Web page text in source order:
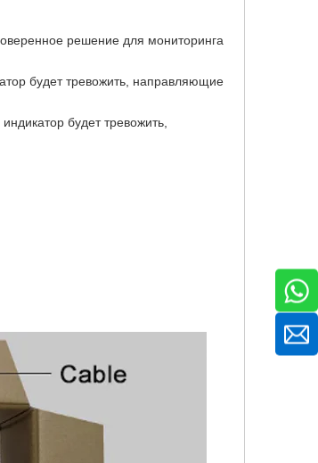
решение для мониторинга
будет тревожить, направляющие
будет тревожить,